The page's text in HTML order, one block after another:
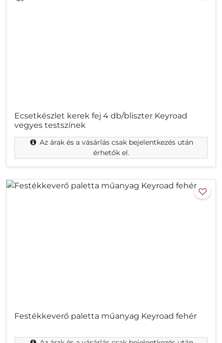
Ecsetkészlet kerek fej 4 db/bliszter Keyroad
vegyes testszínek
Az árak és a vásárlás csak bejelentkezés után
érhetők el.
Festékkeverő paletta műanyag Keyroad fehér